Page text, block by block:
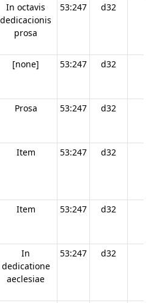
In octavis
dedicacionis
prosa
53:247 d32
[none] 53:247 d32
Prosa 53:247 d32
Item 53:247 d32
Item 53:247 d32
In
dedicatione
aeclesiae
53:247 d32